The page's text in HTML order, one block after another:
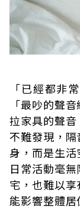
「已經都非
「最吵的聲
拉家具的聲
不難發現，
身，而是生
日常活動毫
宅，也難以
能影響整體居